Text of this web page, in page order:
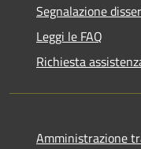
Segnalazione
Leggi le FAQ
Richiesta
Amministrazione